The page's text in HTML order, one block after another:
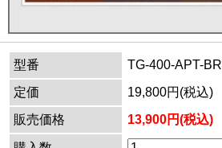
型番
TG-400-APT-BR
定価
19,800円(税込)
販売価格
13,900円(税込)